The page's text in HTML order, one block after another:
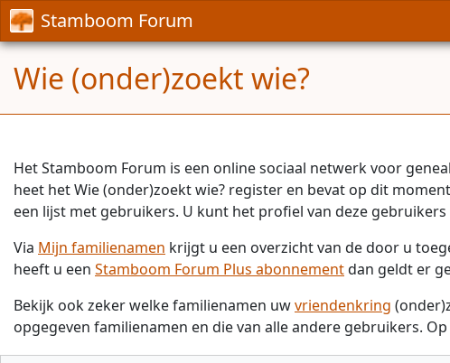
Stamboom Forum
Wie (onder)zoekt wie?
Het Stamboom Forum is een online sociaal netwerk voor
heet het Wie (onder)zoekt wie? register en bevat op dit moment
een lijst met gebruikers. U kunt het profiel van deze
Via Mijn familienamen krijgt u een overzicht van de door u
heeft u een Stamboom Forum Plus abonnementdan geldt er
Bekijk ook zeker welke familienamen uwvriendenkring
opgegeven familienamen en die van alle andere gebruikers.